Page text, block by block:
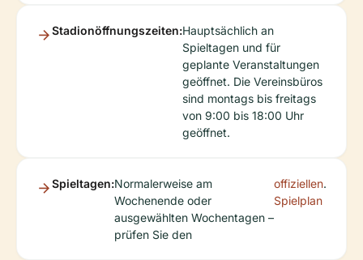
Stadionöffnungszeiten:Hauptsächlich an
Spieltagen und für
geplante Veranstaltungen
geöffnet. Die Vereinsbüros
sind montags bis freitags
von 9:00 bis 18:00 Uhr
geöffnet.
Spieltagen:Normalerweise am
Wochenende oder
ausgewählten Wochentagen –
prüfen Sie den
offiziellen
Spielplan
.